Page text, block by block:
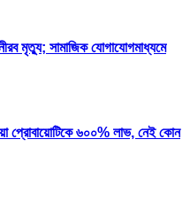
মৃত্যু; সামাজিক যোগাযোগমাধ্যমে
প্রোবায়োটিকে ৬০০% লাভ, নেই কোন